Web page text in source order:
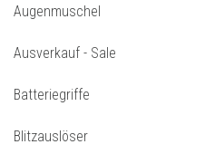
IHR WARENKORB IST NOCH LEER.
Augenmuschel
Ausverkauf - Sale
Batteriegriffe
Blitzauslöser